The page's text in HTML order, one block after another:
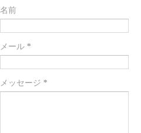
名前
メール *
メッセージ *